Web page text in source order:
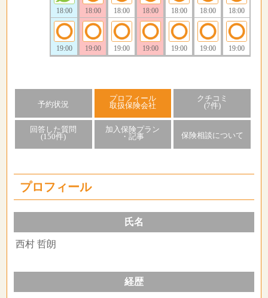
18:00
19:00
18:00
19:00
18:00
19:00
18:00
19:00
18:00
19:00
18:00
19:00
18:00
19:00
予約状況
プロフィール
取扱保険会社
クチコミ
(7件)
回答した質問
(150件)
加入保険プラン
・記事
保険相談について
プロフィール
氏名
西村 哲朗
経歴